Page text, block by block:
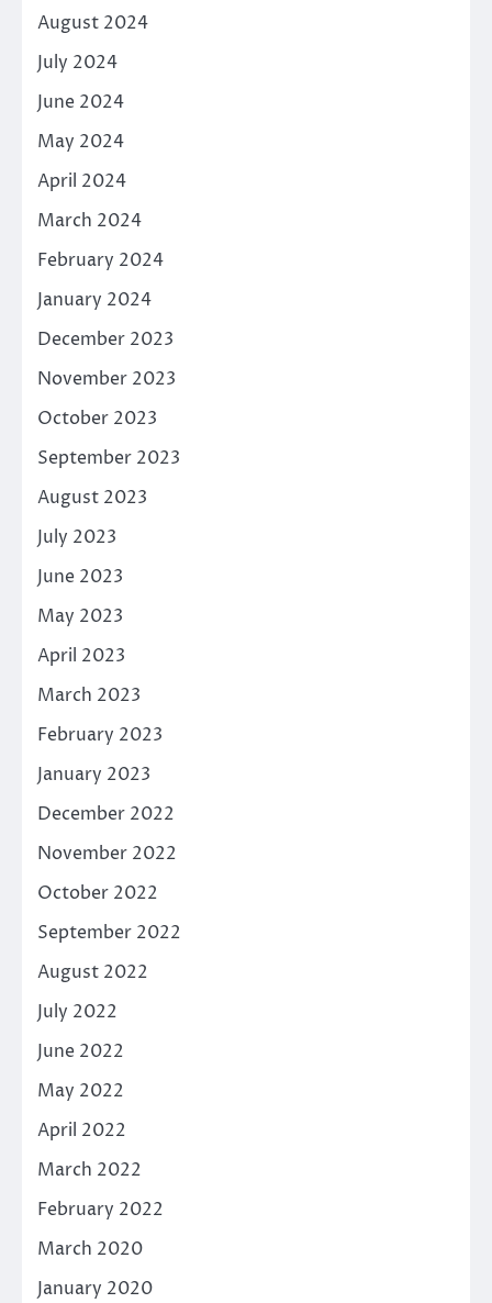
August 2024
July 2024
June 2024
May 2024
April 2024
March 2024
February 2024
January 2024
December 2023
November 2023
October 2023
September 2023
August 2023
July 2023
June 2023
May 2023
April 2023
March 2023
February 2023
January 2023
December 2022
November 2022
October 2022
September 2022
August 2022
July 2022
June 2022
May 2022
April 2022
March 2022
February 2022
March 2020
January 2020